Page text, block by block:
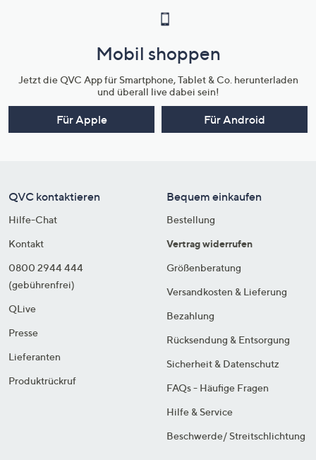
Mobil shoppen
Jetzt die QVC App für Smartphone, Tablet & Co. herunterladen
und überall live dabei sein!
Für Apple Für Android
QVC kontaktieren
Hilfe-Chat
Kontakt
0800 2944 444
(gebührenfrei)
QLive
Presse
Lieferanten
Produktrückruf
Bequem einkaufen
Bestellung
Vertrag widerrufen
Größenberatung
Versandkosten & Lieferung
Bezahlung
Rücksendung & Entsorgung
Sicherheit & Datenschutz
FAQs - Häufige Fragen
Hilfe & Service
Beschwerde/ Streitschlichtung